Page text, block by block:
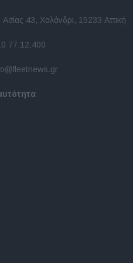
43, Χαλάνδρι, 15233 Αττική
77.12.400